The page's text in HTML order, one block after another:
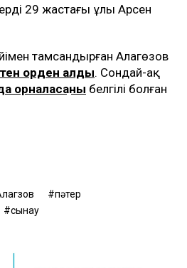
29 жастағы ұлы Арсен
тамсандырған Алагөзов
орден алды. Сондай-ақ
орналасқаны белгілі болған
пәтер
сынау